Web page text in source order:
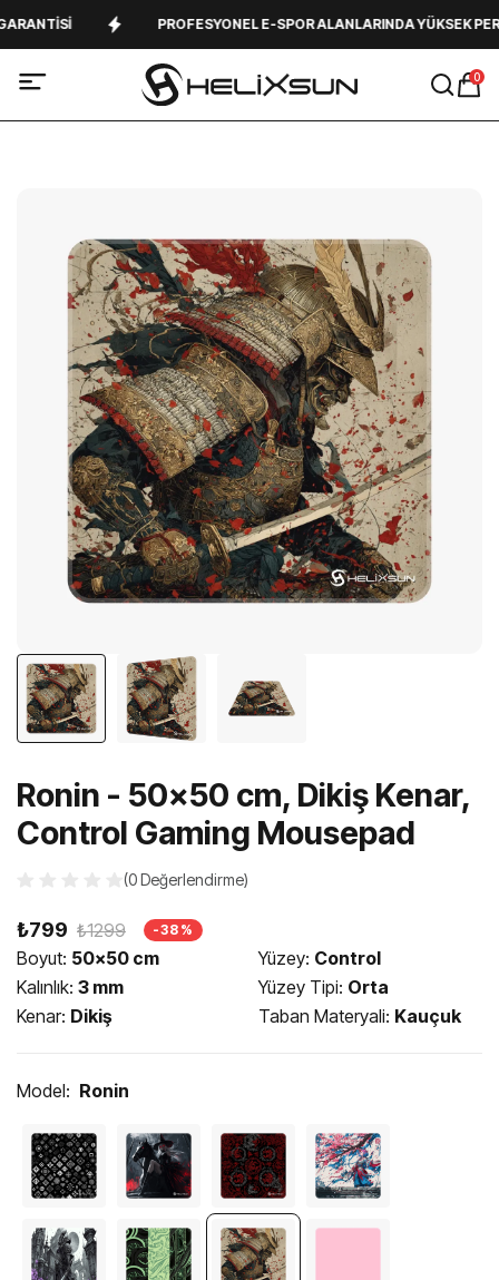
PROFESYONEL E-SPOR ALANLARINDA YÜKSEK
0
Ronin - 50x50 cm, Dikiş Kenar,
Control Gaming Mousepad
(0 Değerlendirme)
₺799 ₺1299 -38%
Boyut: 50x50 cm
Kalınlık: 3 mm
Kenar: Dikiş
Yüzey: Control
Yüzey Tipi: Orta
Taban Materyali: Kauçuk
Model: Ronin